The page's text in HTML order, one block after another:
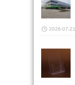
2026-07-21